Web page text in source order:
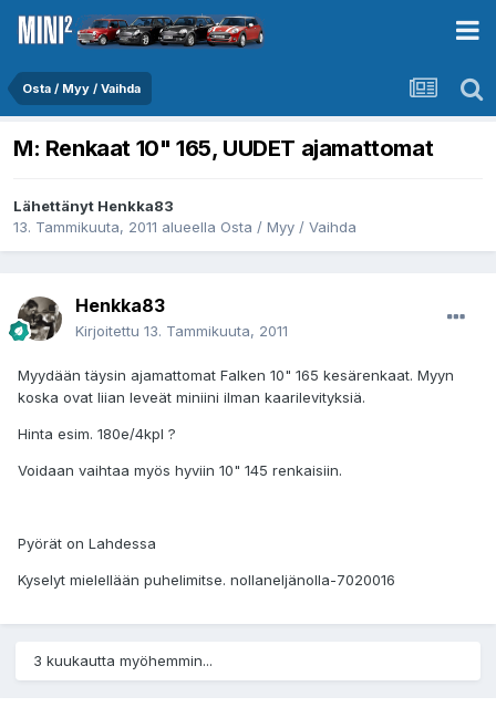
Osta / Myy / Vaihda
M: Renkaat 10" 165, UUDET ajamattomat
Lähettänyt Henkka83
13. Tammikuuta, 2011 alueella Osta / Myy / Vaihda
Henkka83
Kirjoitettu 13. Tammikuuta, 2011
Myydään täysin ajamattomat Falken 10" 165 kesärenkaat. Myyn
koska ovat liian leveät miniini ilman kaarilevityksiä.
Hinta esim. 180e/4kpl ?
Voidaan vaihtaa myös hyviin 10" 145 renkaisiin.
Pyörät on Lahdessa
Kyselyt mielellään puhelimitse. nollaneljänolla-7020016
3 kuukautta myöhemmin...